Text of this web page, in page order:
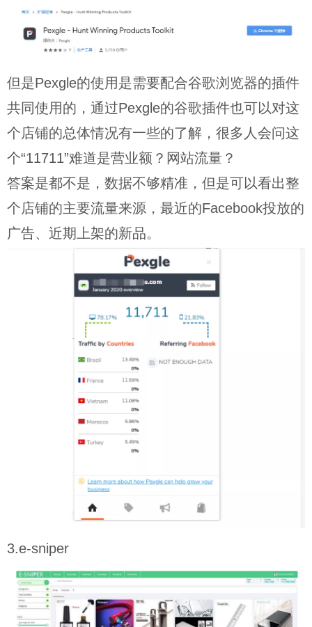
但是Pexgle的使用是需要配合谷歌浏览器的插件
共同使用的，通过Pexgle的谷歌插件也可以对这
个店铺的总体情况有一些的了解，很多人会问这
个“11711”难道是营业额？网站流量？
答案是都不是，数据不够精准，但是可以看出整
个店铺的主要流量来源，最近的Facebook投放的
广告、近期上架的新品。
3.e-sniper